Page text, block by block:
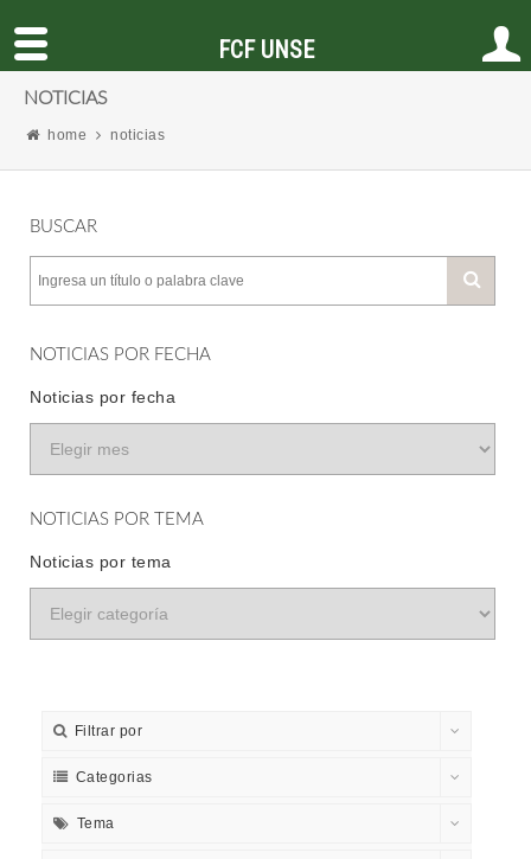
NOTICIAS
home noticias
BUSCAR
NOTICIAS POR FECHA
Noticias por fecha
NOTICIAS POR TEMA
Noticias por tema
Filtrar por
Categorias
Tema
FCF UNSE